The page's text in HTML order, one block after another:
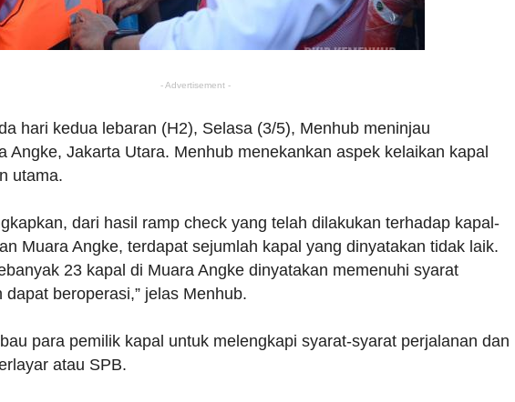
- Advertisement -
hari kedua lebaran (H2), Selasa (3/5), Menhub meninjau
Angke, Jakarta Utara. Menhub menekankan aspek kelaikan kapal
utama.
dari hasil ramp check yang telah dilakukan terhadap kapal-
Muara Angke, terdapat sejumlah kapal yang dinyatakan tidak laik.
23 kapal di Muara Angke dinyatakan memenuhi syarat
dapat beroperasi,” jelas Menhub.
para pemilik kapal untuk melengkapi syarat-syarat perjalanan dan
atau SPB.